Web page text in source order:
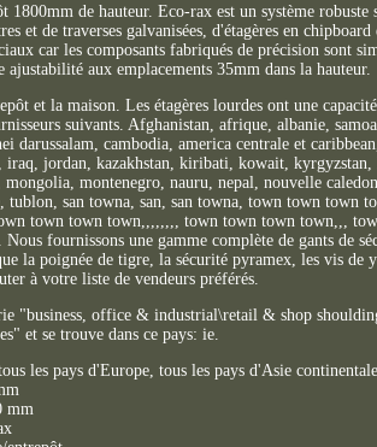
de hauteur. Eco-rax est un système robuste
et de traverses galvanisées, d'étagères en chipboard
car les composants fabriqués de précision sont
aux emplacements 35mm dans la hauteur.
et la maison. Les étagères lourdes ont une
suivants. Afghanistan, afrique, albanie,
cambodia, america centrale et
jordan, kazakhstan, kiribati, kowait, kyrgyzstan,
montenegro, nauru, nepal, nouvelle
san towna, san, san towna, town town town
town town town,,,,,,,, town town town town,,,
fournissons une gamme complète de gants de
la poignée de tigre, la sécurité pyramex, les vis de
à votre liste de vendeurs préférés.
"business, office & industrial\retail & shop
et se trouve dans ce pays: ie.
les pays d'Europe, tous les pays d'Asie continentale.
mm